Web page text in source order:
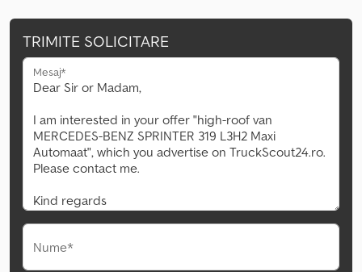
TRIMITE SOLICITARE
Mesaj*
Nume*